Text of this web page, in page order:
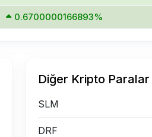
0.6700000166893%
Diğer Kripto Paralar
SLM
DRF